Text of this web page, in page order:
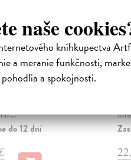
naše
kníhkupectva
a meranie funkčnosti,
a spokojnosti.
| Kniha
kronika Evropy od
...
do 12 dní